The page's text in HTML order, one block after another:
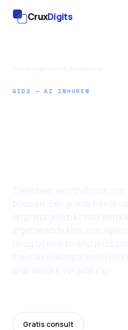
CruxDigits
GIDS — AI INHUREN
Gratis consult